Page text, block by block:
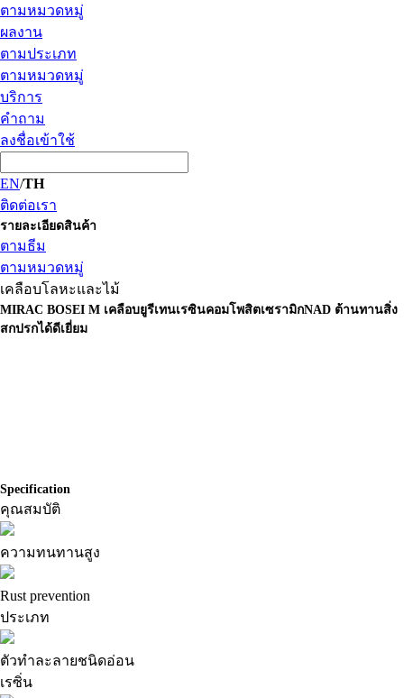
ตามหมวดหมู่
ผลงาน
ตามประเภท
ตามหมวดหมู่
บริการ
คำถาม
ลงชื่อเข้าใช้
EN/TH
ติดต่อเรา
รายละเอียดสินค้า
ตามธีม
ตามหมวดหมู่
เคลือบโลหะและไม้
MIRAC BOSEI M เคลือบยูรีเทนเรซินคอมโพสิตเซรามิกNAD ต้านทานสิ่ง
สกปรกได้ดีเยี่ยม
Specification
คุณสมบัติ
ความทนทานสูง
Rust prevention
ประเภท
ตัวทำละลายชนิดอ่อน
เรซิ่น